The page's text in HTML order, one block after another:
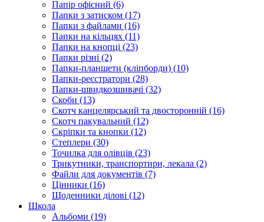
Папір офісний (6)
Папки з затиском (17)
Папки з файлами (16)
Папки на кільцях (11)
Папки на кнопці (23)
Папки різні (2)
Папки-планшети (кліпборди) (10)
Папки-реєстратори (28)
Папки-швидкозшивачі (32)
Скоби (13)
Скотч канцелярський та двосторонній (16)
Скотч пакувальний (12)
Скріпки та кнопки (12)
Степлери (30)
Точилка для олівців (23)
Трикутники, транспортири, лекала (2)
Файли для документів (7)
Цінники (16)
Щоденники ділові (12)
Школа
Альбоми (19)